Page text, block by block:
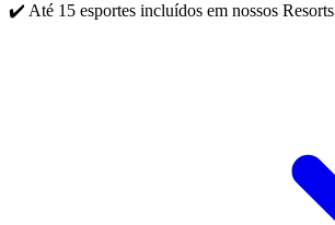
✔️ Até 15 esportes incluídos em nossos Resorts